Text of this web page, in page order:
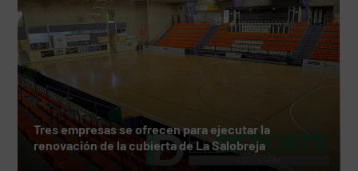
Tres empresas se ofrecen para ejecutar la
renovación de la cubierta de La Salobreja